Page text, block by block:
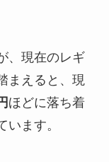
、現在のレギ
まえると、現
ほどに落ち着
ます。